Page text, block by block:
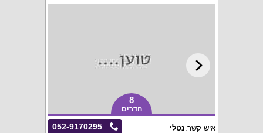
8
חדרים
052-9170295 איש קשר:נטלי